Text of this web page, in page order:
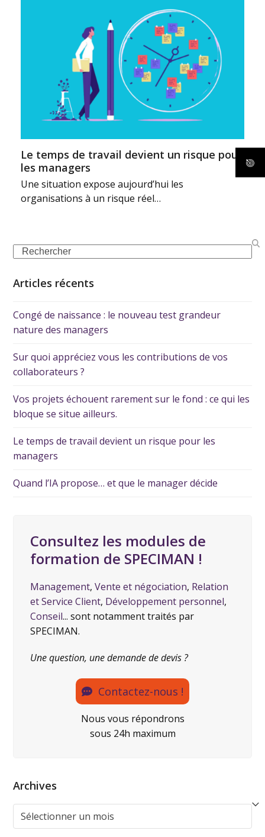
Le temps de travail devient un risque pour
les managers
Une situation expose aujourd’hui les
organisations à un risque réel…
Articles récents
Congé de naissance : le nouveau test grandeur
nature des managers
Sur quoi appréciez vous les contributions de vos
collaborateurs ?
Vos projets échouent rarement sur le fond : ce qui les
bloque se situe ailleurs.
Le temps de travail devient un risque pour les
managers
Quand l’IA propose… et que le manager décide
Consultez les modules de
formation de SPECIMAN !
Management,Vente et négociation, Relation
et Service Client, Développement personnel,
Conseil... sont notamment traités par
SPECIMAN.
Une question, une demande de devis ?
Contactez-nous !
Nous vous répondrons
sous 24h maximum
Archives